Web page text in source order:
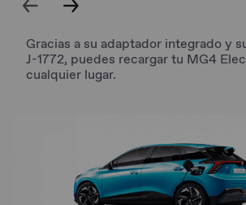
Gracias a su adaptador integrado y
J-1772, puedes recargar tu MG4
cualquier lugar.